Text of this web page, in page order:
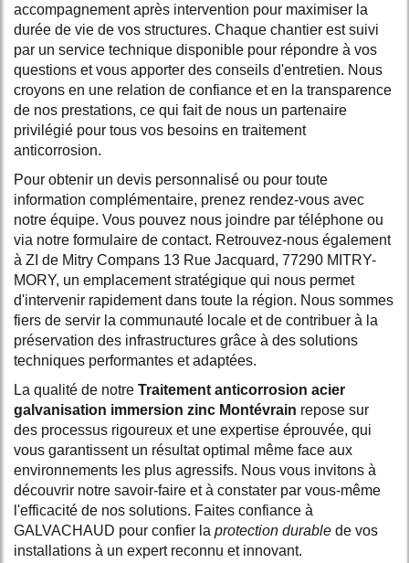
accompagnement après intervention pour maximiser la
durée de vie de vos structures. Chaque chantier est suivi
par un service technique disponible pour répondre à vos
questions et vous apporter des conseils d'entretien. Nous
croyons en une relation de confiance et en la transparence
de nos prestations, ce qui fait de nous un partenaire
privilégié pour tous vos besoins en traitement
anticorrosion.
Pour obtenir un devis personnalisé ou pour toute
information complémentaire, prenez rendez-vous avec
notre équipe. Vous pouvez nous joindre par téléphone ou
via notre formulaire de contact. Retrouvez-nous également
à ZI de Mitry Compans 13 Rue Jacquard, 77290 MITRY-
MORY, un emplacement stratégique qui nous permet
d'intervenir rapidement dans toute la région. Nous sommes
fiers de servir la communauté locale et de contribuer à la
préservation des infrastructures grâce à des solutions
techniques performantes et adaptées.
La qualité de notre Traitement anticorrosion acier
galvanisation immersion zinc Montévrain repose sur
des processus rigoureux et une expertise éprouvée, qui
vous garantissent un résultat optimal même face aux
environnements les plus agressifs. Nous vous invitons à
découvrir notre savoir-faire et à constater par vous-même
l'efficacité de nos solutions. Faites confiance à
GALVACHAUD pour confier la protection durable de vos
installations à un expert reconnu et innovant.